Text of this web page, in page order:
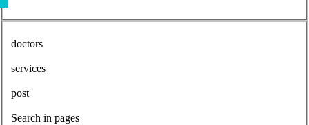
doctors
services
post
Search in pages